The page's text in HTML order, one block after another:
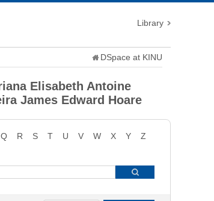
Library
DSpace at KINU
Elisabeth Antoine
James Edward Hoare
Q R S T U V W X Y
Z